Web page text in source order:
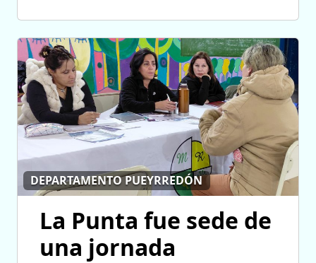
DEPARTAMENTO PUEYRREDÓN
La Punta fue sede de
una jornada